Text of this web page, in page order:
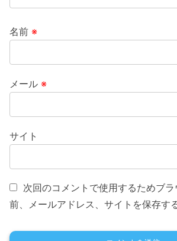
名前 ※
メール ※
サイト
次回のコメントで使用するためブ
前、メールアドレス、サイトを保存する